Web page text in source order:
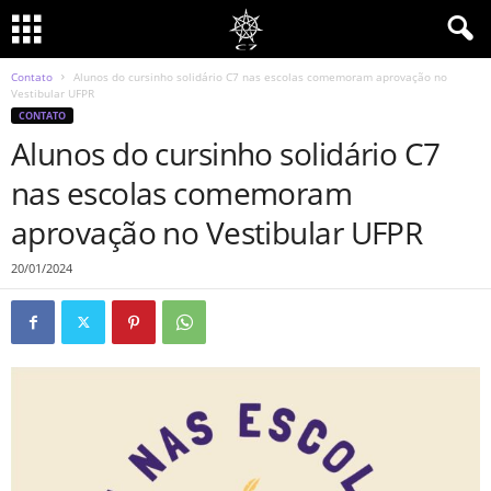
Contato
Alunos do cursinho solidário C7 nas escolas comemoram aprovação no
Vestibular UFPR
CONTATO
Alunos do cursinho solidário C7
nas escolas comemoram
aprovação no Vestibular UFPR
20/01/2024